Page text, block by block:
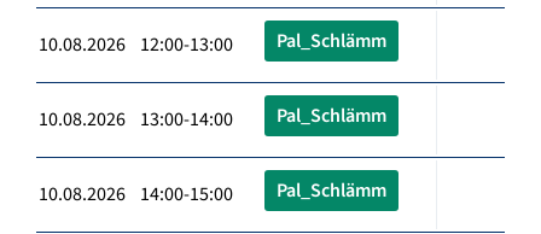
10.08.2026 12:00-13:00 Pal_Schlämm
10.08.2026 13:00-14:00 Pal_Schlämm
10.08.2026 14:00-15:00 Pal_Schlämm